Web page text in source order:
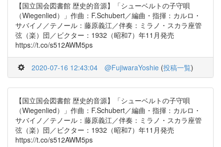
【国立国会図書館 歴史的音源】「シューベルトの子守唄
（Wiegenlied）」作曲：F.Schubert／編曲・指揮：カルロ・
サバイノ／テノール：藤原義江／伴奏：ミラノ・スカラ座管
弦（楽）団／ビクター：1932（昭和7）年11月発売
https://t.co/s512AWM5ps
2020-07-16 12:43:04 @FujiwaraYoshie (投稿一覧)
【国立国会図書館 歴史的音源】「シューベルトの子守唄
（Wiegenlied）」作曲：F.Schubert／編曲・指揮：カルロ・
サバイノ／テノール：藤原義江／伴奏：ミラノ・スカラ座管
弦（楽）団／ビクター：1932（昭和7）年11月発売
https://t.co/s512AWM5ps